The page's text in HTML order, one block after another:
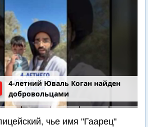
4-летний Юваль Коган найден
добровольцами
чье имя "Гаарец"